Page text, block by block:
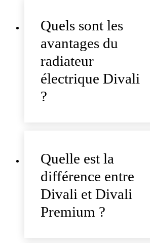
Quels sont les
avantages du
radiateur
électrique Divali
?
Quelle est la
différence entre
Divali et Divali
Premium ?